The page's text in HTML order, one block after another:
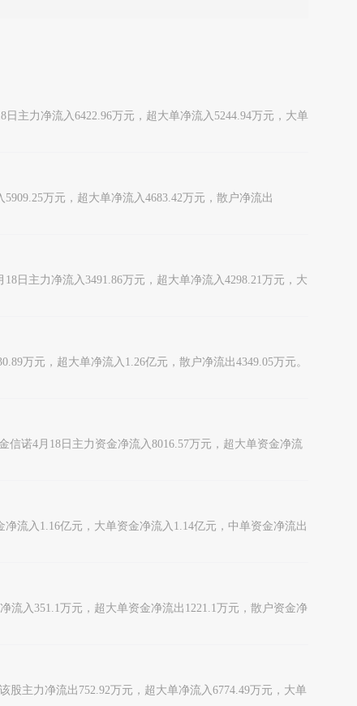
主力净流入6422.96万元，超大单净流入5244.94万元，大单
万元，超大单净流入4683.42万元，散户净流出
日主力净流入3491.86万元，超大单净流入4298.21万元，大
万元，超大单净流入1.26亿元，散户净流出4349.05万元。
信诺4月18日主力资金净流入8016.57万元，超大单资金净流
流入1.16亿元，大单资金净流入1.14亿元，中单资金净流出
流入351.1万元，超大单资金净流出1221.1万元，散户资金净
股主力净流出752.92万元，超大单净流入6774.49万元，大单